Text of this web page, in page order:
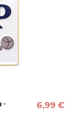
-
6,99 €